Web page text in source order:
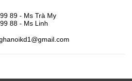
89 - Ms Trà My
88 - Ms Linh